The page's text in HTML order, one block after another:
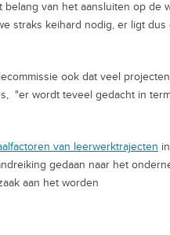
van het aansluiten op de
straks keihard nodig, er ligt
ook dat veel
"er wordt teveel gedacht in
van leerwerktrajecten
gedaan naar het
aan het worden